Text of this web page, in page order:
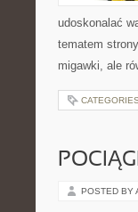
udoskonalać
tematem
migawki, ale
POSTED BY